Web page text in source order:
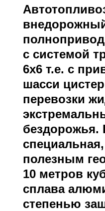
с системой
6х6 т.е. с
шасси
перевозки
бездорожья.
полезным
10 метров
сплава
степенью